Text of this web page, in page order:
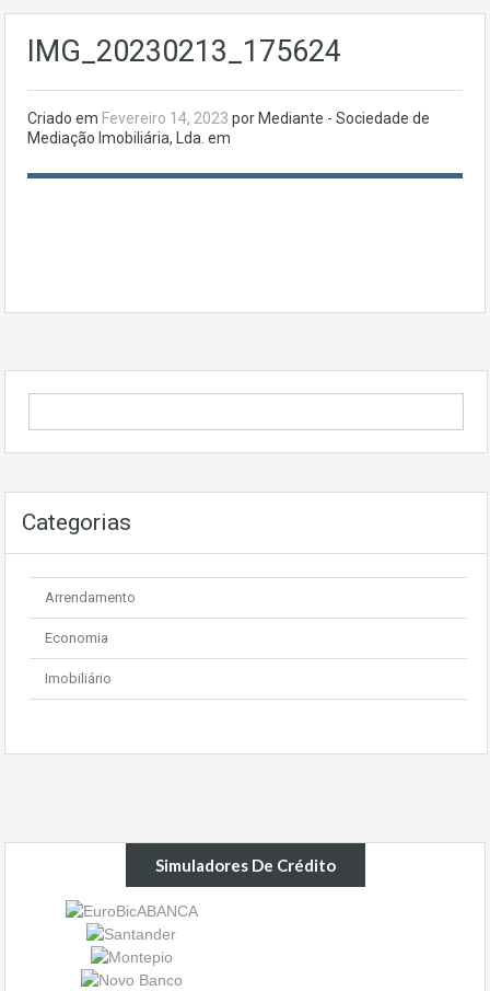
IMG_20230213_175624
Criado em Fevereiro 14, 2023 por Mediante - Sociedade de
Mediação Imobiliária, Lda. em
Categorias
Arrendamento
Economia
Imobiliário
Simuladores De Crédito